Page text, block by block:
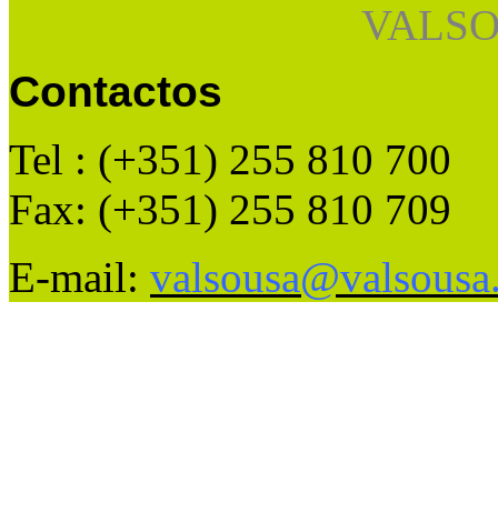
Contactos
Tel : (+351) 255 810 700
Fax: (+351) 255 810 709
E-mail: